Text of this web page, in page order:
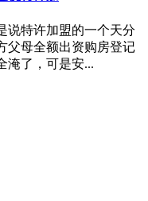
说特许加盟的一个天分
父母全额出资购房登记
淹了，可是安...